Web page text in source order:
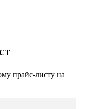
прайс-листу на